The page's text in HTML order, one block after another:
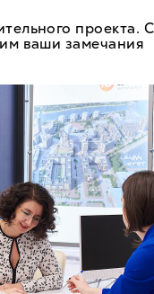
проекта.
ваши замечания